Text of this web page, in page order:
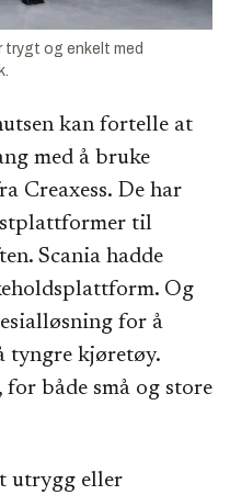
trygt og enkelt med
kan fortelle at
med å bruke
Creaxess. De har
til
Scania hadde
Og
for å
tyngre kjøretøy.
både små og store
utrygg eller